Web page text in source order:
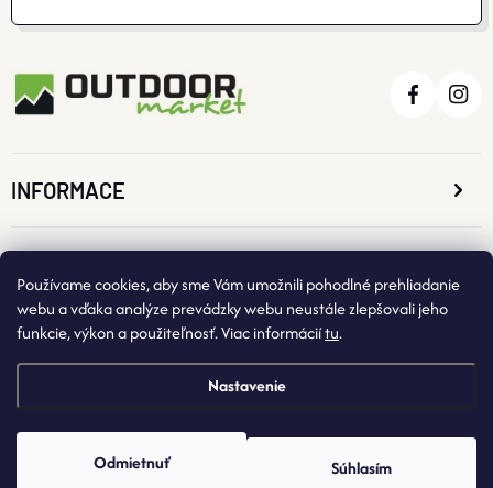
Používame cookies, aby sme Vám umožnili pohodlné prehliadanie
webu a vďaka analýze prevádzky webu neustále zlepšovali jeho
funkcie, výkon a použiteľnosť. Viac informáciítu.
Nastavenie
Odmietnuť Súhlasím
INFORMACE
KONTAKTNÉ ÚDAJE
Copyright 2026OutdoorMarket . Všetky práva vyhradené.